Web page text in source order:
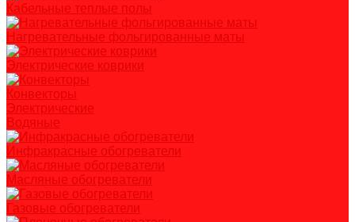
Кабельные теплые полы
Нагревательные фольгированные маты
Электрические коврики
Конвекторы
Электрические
Водяные
Инфракрасные обогреватели
Масляные обогреватели
Газовые обогреватели